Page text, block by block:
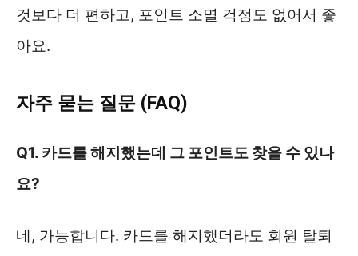
것보다 더 편하고, 포인트 소멸 걱정도 없어서 좋
아요.
자주 묻는 질문 (FAQ)
Q1. 카드를 해지했는데 그 포인트도 찾을 수 있나
요?
네, 가능합니다. 카드를 해지했더라도 회원 탈퇴